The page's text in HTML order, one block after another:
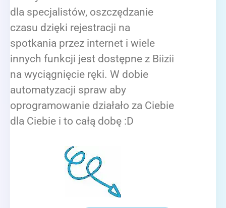
dla specjalistów, oszczędzanie
czasu dzięki rejestracji na
spotkania przez internet i wiele
innych funkcji jest dostępne z Biizii
na wyciągnięcie ręki. W dobie
automatyzacji spraw aby
oprogramowanie działało za Ciebie
dla Ciebie i to całą dobę :D